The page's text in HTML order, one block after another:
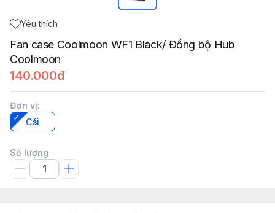
Yêu thích
Fan case Coolmoon WF1 Black/ Đồng bộ Hub
Coolmoon
140.000đ
Đơn vị:
Cái
Số lượng